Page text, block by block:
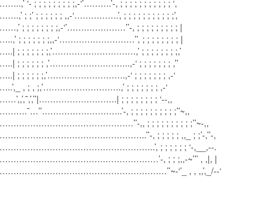
‘- ; ; ; ; ; ; ; ; ;,-‘’……….’-, ; ; ; ; ; ; ; ; ; ; ; ‘,
; ;’ ; ; ; ; ; ; ,,-‘…………….’, ; ; ; ; ; ; ; ; ; ; ;’,
; ; ; ; ; ; ; ;,-‘’…………………’’-, ; ; ; ; ; ; ; ; ; |
; ; ; ; ; ; ;,,-‘………………………’’, ; ; ; ; ; ; ; ; |
; ; ; ; ; ; ;,’…………………………,’ ; ; ; ; ; ; ; ;,’
; ; ; ; ; ; ,’………………………..,-‘ ; ; ; ; ; ; ; ,’’
; ; ; ; ; ;,’……………………….,-‘ ; ; ; ; ; ; ; ,-‘
, ; , ;,’……………………….,’ ; ; ; ; ; ; ; ,-‘
; ; ; ; ; ; ; ; ‘--,,
, ; ; ; ; ; ; ; ; ; ;’’~,,
,, ; ; ; ; ; ; ; ; ; ;’’~-,,
, ; ; ; ; ; ,,_ ; ;’-,’’-,
; ; ; ; ; ; ‘-,__,--.
, ; ; ;,,-~’’’ , ,|, |
‘’_ , , ,,’,_/--‘